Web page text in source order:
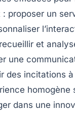
proposer un
et
une
des incitations
homogène
dans une